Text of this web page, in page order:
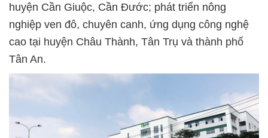
huyện Cần Giuộc, Cần Đước; phát triển nông
nghiệp ven đô, chuyên canh, ứng dụng công nghệ
cao tại huyện Châu Thành, Tân Trụ và thành phố
Tân An.